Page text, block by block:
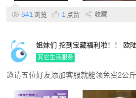
541 浏览 1 点赞 收藏
姐妹们 挖到宝藏福利啦！！ 欧
人福利活动上线啦
其它生活服务
邀请五位好友添加客服就能领免费2公